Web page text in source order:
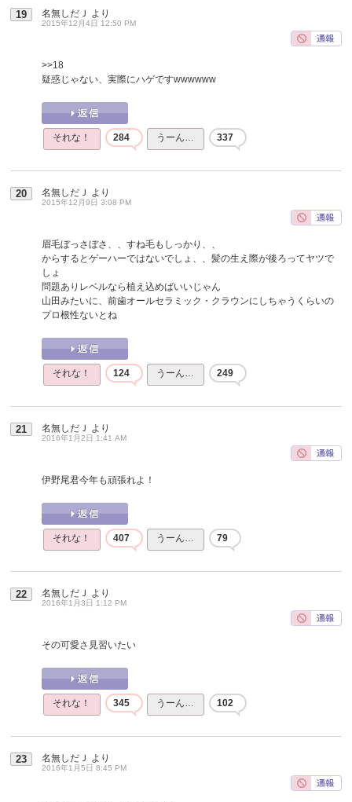
19 名無しだＪ より
2015年12月4日 12:50 PM
>>18
疑惑じゃない、実際にハゲですwwwwww
それな！ 284 うーん… 337
20 名無しだＪ より
2015年12月9日 3:08 PM
眉毛ぼっさぼさ、、すね毛もしっかり、、
からするとゲーハーではないでしょ、、髪の生え際が後ろってヤツで
しょ
問題ありレベルなら植え込めばいいじゃん
山田みたいに、前歯オールセラミック・クラウンにしちゃうくらいの
プロ根性ないとね
それな！ 124 うーん… 249
21 名無しだＪ より
2016年1月2日 1:41 AM
伊野尾君今年も頑張れよ！
それな！ 407 うーん… 79
22 名無しだＪ より
2016年1月3日 1:12 PM
その可愛さ見習いたい
それな！ 345 うーん… 102
23 名無しだＪ より
2016年1月5日 8:45 PM